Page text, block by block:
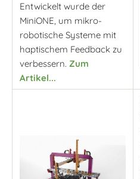
Entwickelt wurde der
MiniONE, um mikro-
robotische Systeme mit
haptischem Feedback zu
verbessern. Zum
Artikel...